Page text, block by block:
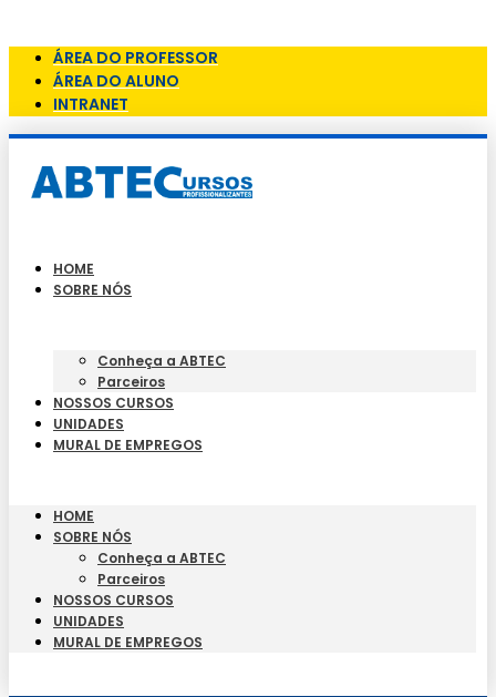
ÁREA DO PROFESSOR
ÁREA DO ALUNO
INTRANET
HOME
SOBRE NÓS
Conheça a ABTEC
Parceiros
NOSSOS CURSOS
UNIDADES
MURAL DE EMPREGOS
HOME
SOBRE NÓS
Conheça a ABTEC
Parceiros
NOSSOS CURSOS
UNIDADES
MURAL DE EMPREGOS